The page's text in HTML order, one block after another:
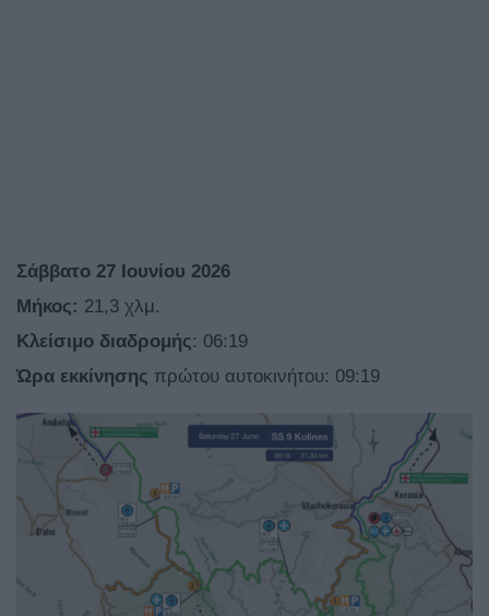
Σάββατο 27 Ιουνίου 2026
Μήκος: 21,3 χλμ.
Κλείσιμο διαδρομής: 06:19
Ώρα εκκίνησης πρώτου αυτοκινήτου: 09:19